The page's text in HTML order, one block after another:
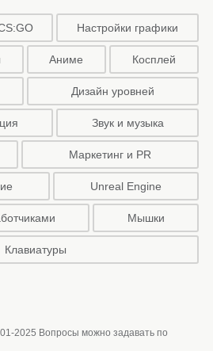
Настройки графики
Аниме Косплей
Дизайн уровней
Звук и музыка
Маркетинг и PR
Unreal Engine
Мышки
Клавиатуры
2025 Вопросы можно задавать по